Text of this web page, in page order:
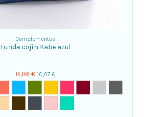
Complementos
Funda cojín Kabe azul
8,86 € 10,07 €